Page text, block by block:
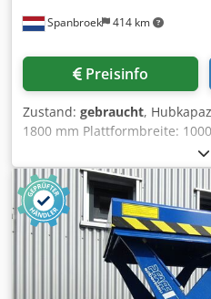
Spanbroek 414 km
Preisinfo
Zustand: gebraucht,
1800 mm Plattformbreite:
Credpfjglanaox Agxef